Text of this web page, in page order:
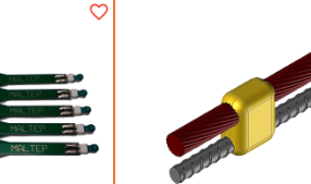
favorite_border